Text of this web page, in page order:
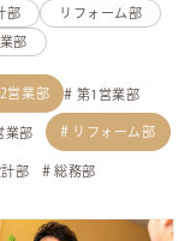
部 リフォーム部
部
営業部 第1営業部
業部 リフォーム部
部 総務部